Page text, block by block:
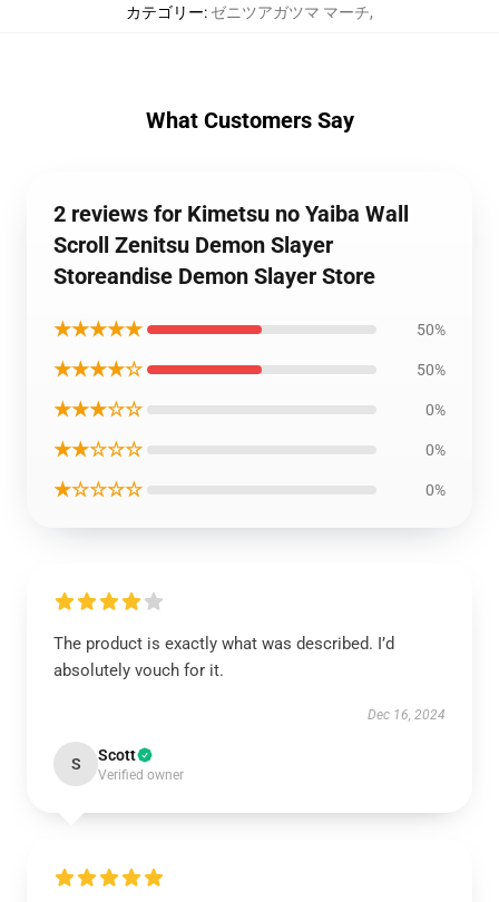
カテゴリー: ゼニツアガツマ マーチ,
What Customers Say
2 reviews for Kimetsu no Yaiba Wall
Scroll Zenitsu Demon Slayer
Storeandise Demon Slayer Store
★★★★★ 50%
★★★★☆ 50%
★★★☆☆ 0%
★★☆☆☆ 0%
★☆☆☆☆ 0%
The product is exactly what was described. I’d
absolutely vouch for it.
Dec 16, 2024
S Scott
Verified owner